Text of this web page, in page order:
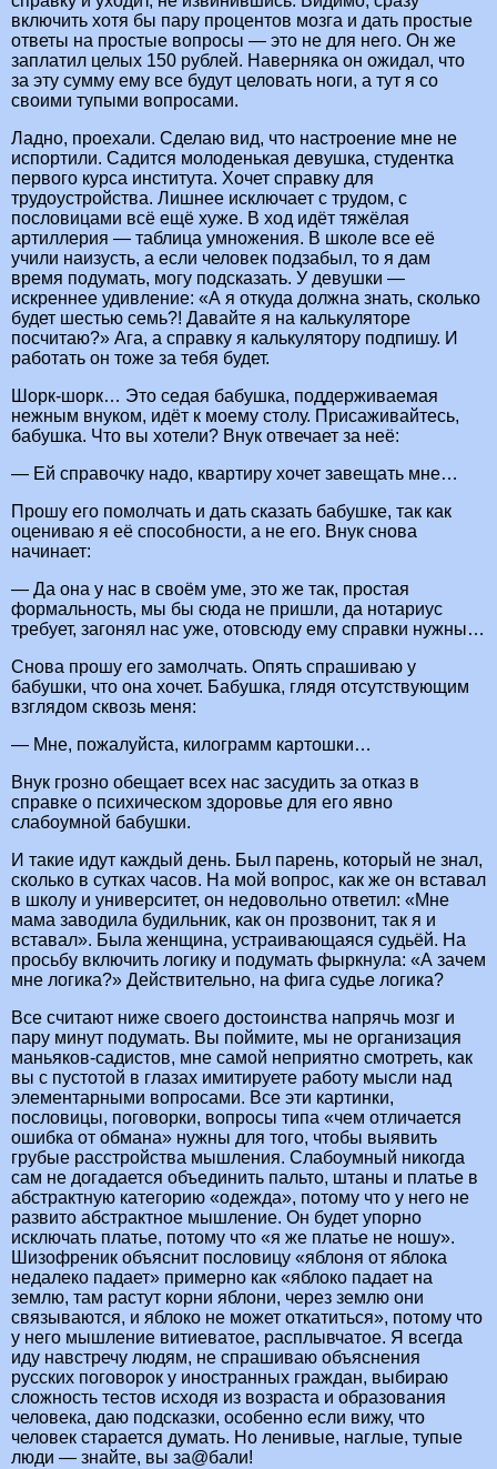
включить хотя бы пару процентов мозга и дать простые
ответы на простые вопросы — это не для него. Он же
заплатил целых 150 рублей. Наверняка он ожидал, что
за эту сумму ему все будут целовать ноги, а тут я со
своими тупыми вопросами.
Ладно, проехали. Сделаю вид, что настроение мне не
испортили. Садится молоденькая девушка, студентка
первого курса института. Хочет справку для
трудоустройства. Лишнее исключает с трудом, с
пословицами всё ещё хуже. В ход идёт тяжёлая
артиллерия — таблица умножения. В школе все её
учили наизусть, а если человек подзабыл, то я дам
время подумать, могу подсказать. У девушки —
искреннее удивление: «А я откуда должна знать, сколько
будет шестью семь?! Давайте я на калькуляторе
посчитаю?» Ага, а справку я калькулятору подпишу. И
работать он тоже за тебя будет.
Шорк-шорк… Это седая бабушка, поддерживаемая
нежным внуком, идёт к моему столу. Присаживайтесь,
бабушка. Что вы хотели? Внук отвечает за неё:
— Ей справочку надо, квартиру хочет завещать мне…
Прошу его помолчать и дать сказать бабушке, так как
оцениваю я её способности, а не его. Внук снова
начинает:
— Да она у нас в своём уме, это же так, простая
формальность, мы бы сюда не пришли, да нотариус
требует, загонял нас уже, отовсюду ему справки нужны…
Снова прошу его замолчать. Опять спрашиваю у
бабушки, что она хочет. Бабушка, глядя отсутствующим
взглядом сквозь меня:
— Мне, пожалуйста, килограмм картошки…
Внук грозно обещает всех нас засудить за отказ в
справке о психическом здоровье для его явно
слабоумной бабушки.
И такие идут каждый день. Был парень, который не знал,
сколько в сутках часов. На мой вопрос, как же он вставал
в школу и университет, он недовольно ответил: «Мне
мама заводила будильник, как он прозвонит, так я и
вставал». Была женщина, устраивающаяся судьёй. На
просьбу включить логику и подумать фыркнула: «А зачем
мне логика?» Действительно, на фига судье логика?
Все считают ниже своего достоинства напрячь мозг и
пару минут подумать. Вы поймите, мы не организация
маньяков-садистов, мне самой неприятно смотреть, как
вы с пустотой в глазах имитируете работу мысли над
элементарными вопросами. Все эти картинки,
пословицы, поговорки, вопросы типа «чем отличается
ошибка от обмана» нужны для того, чтобы выявить
грубые расстройства мышления. Слабоумный никогда
сам не догадается объединить пальто, штаны и платье в
абстрактную категорию «одежда», потому что у него не
развито абстрактное мышление. Он будет упорно
исключать платье, потому что «я же платье не ношу».
Шизофреник объяснит пословицу «яблоня от яблока
недалеко падает» примерно как «яблоко падает на
землю, там растут корни яблони, через землю они
связываются, и яблоко не может откатиться», потому что
у него мышление витиеватое, расплывчатое. Я всегда
иду навстречу людям, не спрашиваю объяснения
русских поговорок у иностранных граждан, выбираю
сложность тестов исходя из возраста и образования
человека, даю подсказки, особенно если вижу, что
человек старается думать. Но ленивые, наглые, тупые
люди — знайте, вы за@бали!